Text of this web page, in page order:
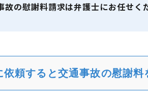
故の慰謝料請求は弁護士にお任せく
依頼すると交通事故の慰謝料